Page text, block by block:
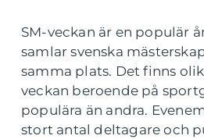
SM-veckan är en populär
samlar svenska
samma plats. Det finns
veckan beroende på
populära än andra.
stort antal deltagare och